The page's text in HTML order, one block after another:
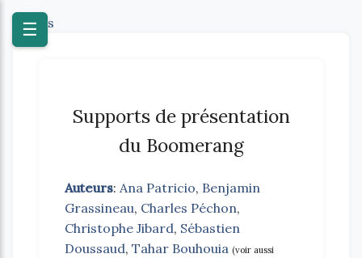
☰
Textes
Supports de présentation
du Boomerang
Auteurs: Ana Patricio, Benjamin
Grassineau, Charles Péchon,
Christophe Jibard, Sébastien
Doussaud, Tahar Bouhouia (voir aussi